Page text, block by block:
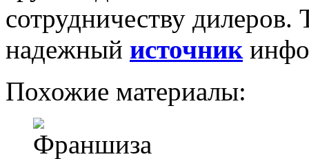
сотрудничеству
надежный источник
Похожие материалы: